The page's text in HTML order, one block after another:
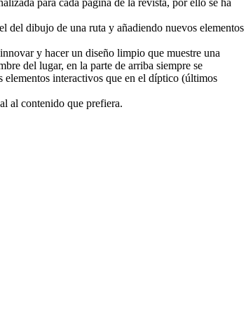
del dibujo de una ruta y añadiendo nuevos elementos
y hacer un diseño limpio que muestre una
del lugar, en la parte de arriba siempre se
elementos interactivos que en el díptico (últimos
al contenido que prefiera.